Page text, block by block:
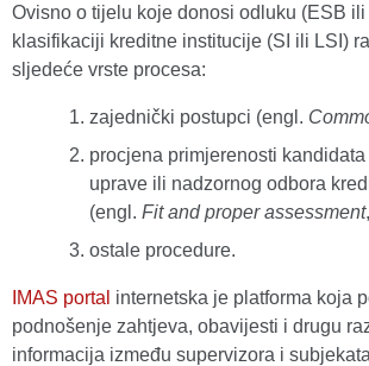
Ovisno o tijelu koje donosi odluku (ESB ili
klasifikaciji kreditne institucije (SI ili LSI)
sljedeće vrste procesa:
zajednički postupci (engl.
procjena primjerenosti
uprave ili nadzornog odbora
(engl. Fit and proper assessment
ostale procedure.
IMAS portal internetska je platforma koja
podnošenje zahtjeva, obavijesti i drugu
informacija između supervizora i